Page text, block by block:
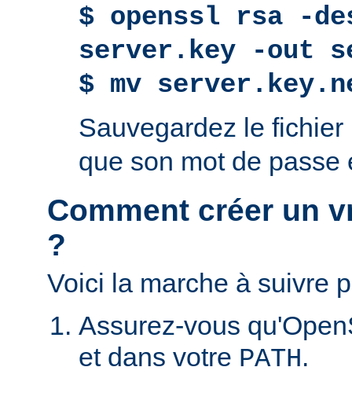
$ openssl rsa -
server.key -out
$ mv
Sauvegardez le fichier
que son mot de passe
Comment créer un
?
Voici la marche à suivre
Assurez-vous
et dans votre PATH.